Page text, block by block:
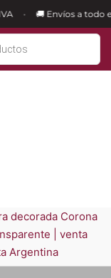
• 🚚 Envíos a todo el